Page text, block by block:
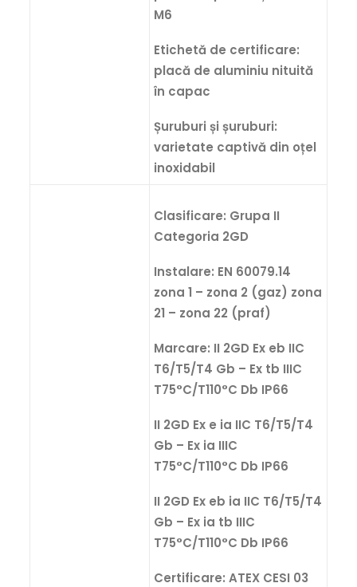
M6
Etichetă de certificare:
placă de aluminiu nituită
în capac
Șuruburi și șuruburi:
varietate captivă din oțel
inoxidabil
Clasificare: Grupa II
Categoria 2GD
Instalare: EN 60079.14
zona 1 – zona 2 (gaz) zona
21 – zona 22 (praf)
Marcare: II 2GD Ex eb IIC
T6/T5/T4 Gb – Ex tb IIIC
T75°C/T110°C Db IP66
II 2GD Ex e ia IIC T6/T5/T4
Gb – Ex ia IIIC
T75°C/T110°C Db IP66
II 2GD Ex eb ia IIC T6/T5/T4
Gb – Ex ia tb IIIC
T75°C/T110°C Db IP66
Certificare: ATEX CESI 03